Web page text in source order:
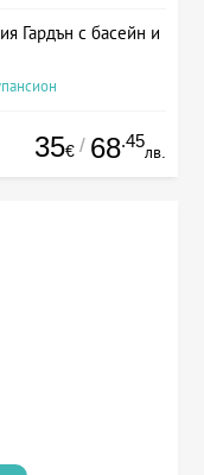
Гардън с басейн и
35€ / 68.45
лв.